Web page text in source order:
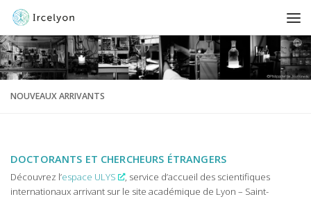
NOUVEAUX ARRIVANTS
DOCTORANTS ET CHERCHEURS ÉTRANGERS
Découvrez l’espace ULYS
, service d’accueil des scientifiques
internationaux arrivant sur le site académique de Lyon – Saint-